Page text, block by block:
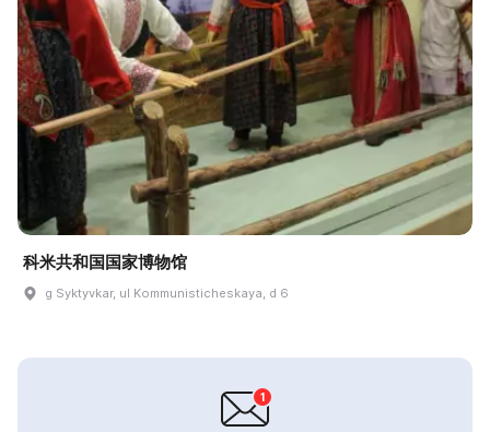
科米共和国国家博物馆
g Syktyvkar, ul Kommunisticheskaya, d 6